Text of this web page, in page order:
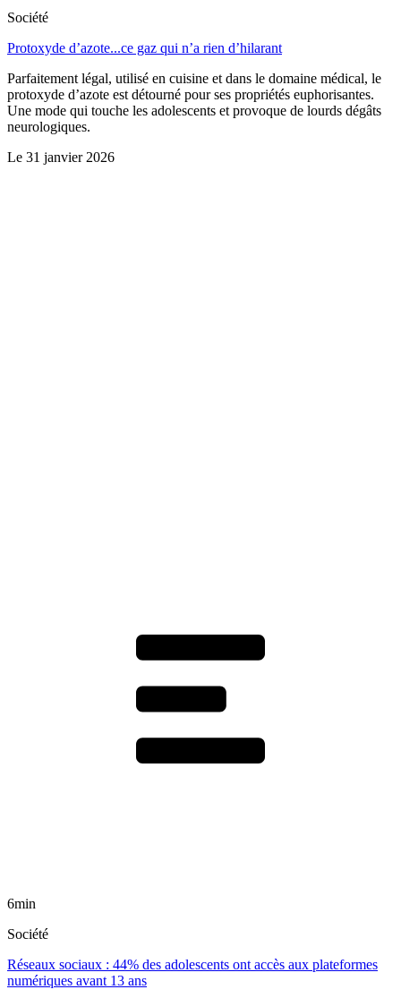
Société
Protoxyde d’azote...ce gaz qui n’a rien d’hilarant
Parfaitement légal, utilisé en cuisine et dans le domaine médical, le
protoxyde d’azote est détourné pour ses propriétés euphorisantes.
Une mode qui touche les adolescents et provoque de lourds dégâts
neurologiques.
Le 31 janvier 2026
6min
Société
Réseaux sociaux : 44% des adolescents ont accès aux plateformes
numériques avant 13 ans